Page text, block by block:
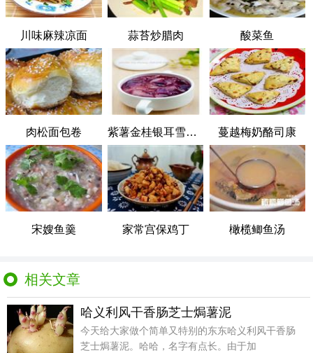
川味麻辣凉面 蒜苔炒腊肉 酸菜鱼
肉松面包卷 紫薯金桂银耳雪梨羹 蔓越梅奶酪司康
宋嫂鱼羹 家常宫保鸡丁 橄榄鲫鱼汤
相关文章
哈义利风干香肠芝士焗薯泥
今天给大家做个简单又特别的东东哈义利风干香肠
芝士焗薯泥。哈哈，名字有点长。由于加